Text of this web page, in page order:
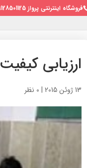
فروشگاه اینترنتی پرواز 09128501125 / 02122691010
ارزیابی
13 ژوئن 2015 | 0 نظر